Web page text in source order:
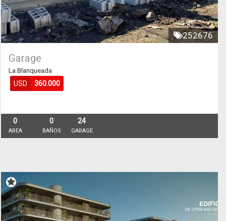
252676
Garage
La Blanqueada
USD 360.000
0
AREA
0
BAÑOS
24
GARAGE